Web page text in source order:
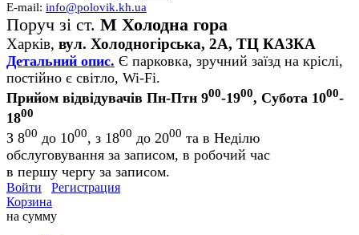
E-mail: info@polovik.kh.ua
Поруч зі ст. М Холодна гора
Харків, вул. Холодногірська, 2А, ТЦ КАЗКА
Детальний опис. Є парковка, зручний заїзд на кріслі,
постійно є світло, Wi-Fi.
Прийом відвідувачів Пн-Птн 900-1900, Субота 1000-
1800
З 800 до 1000, з 1800 до 2000 та в Неділю
обслуговування за записом, в робочий час
в першу чергу за записом.
Войти
Регистрация
Корзина
на сумму